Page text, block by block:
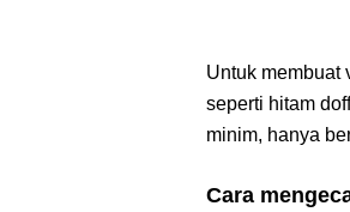
Untuk membuat
seperti hitam
minim, hanya
Cara